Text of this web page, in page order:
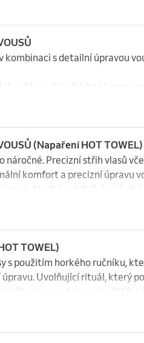
kombinaci s detailní úpravou
top výsledek bez
(Napaření HOT TOWEL)
náročné. Precizní střih vlasů
komfort a precizní úpravu
hladký a detailní výsledek.
TOWEL)
s použitím horkého ručníku,
Uvolňující rituál, který
i vousy dokonale ošetřené.